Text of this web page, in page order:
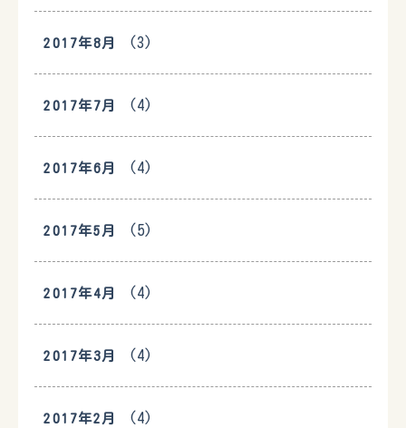
2017年8月 (3)
2017年7月 (4)
2017年6月 (4)
2017年5月 (5)
2017年4月 (4)
2017年3月 (4)
2017年2月 (4)